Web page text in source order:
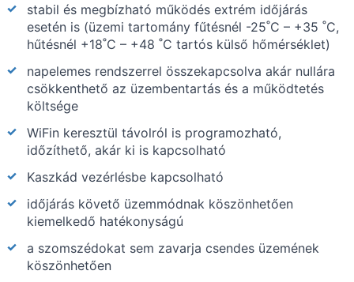
stabil és megbízható működés extrém időjárás
esetén is (üzemi tartomány fűtésnél -25˚C – +35 ˚C,
hűtésnél +18˚C – +48 ˚C tartós külső hőmérséklet)
napelemes rendszerrel összekapcsolva akár nullára
csökkenthető az üzembentartás és a működtetés
költsége
WiFin keresztül távolról is programozható,
időzíthető, akár ki is kapcsolható
Kaszkád vezérlésbe kapcsolható
időjárás követő üzemmódnak köszönhetően
kiemelkedő hatékonyságú
a szomszédokat sem zavarja csendes üzemének
köszönhetően